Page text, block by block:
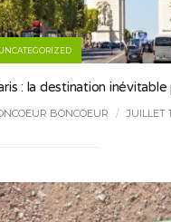
UNCATEGORIZED
: la destination
BONCOEUR / JUILLET